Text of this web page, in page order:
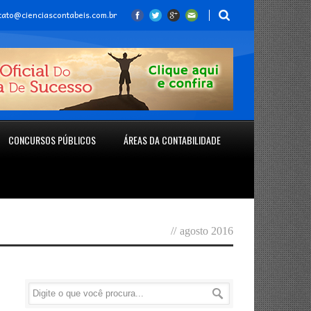
CONCURSOS PÚBLICOS ÁREAS DA CONTABILIDADE
// agosto 2016